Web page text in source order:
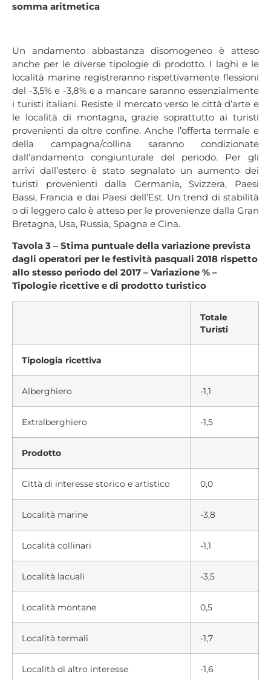
somma aritmetica
Un andamento abbastanza disomogeneo è atteso
anche per le diverse tipologie di prodotto. I laghi e le
località marine registreranno rispettivamente flessioni
del -3,5% e -3,8% e a mancare saranno essenzialmente
i turisti italiani. Resiste il mercato verso le città d’arte e
le località di montagna, grazie soprattutto ai turisti
provenienti da oltre confine. Anche l’offerta termale e
della campagna/collina saranno condizionate
dall’andamento congiunturale del periodo. Per gli
arrivi dall’estero è stato segnalato un aumento dei
turisti provenienti dalla Germania, Svizzera, Paesi
Bassi, Francia e dai Paesi dell’Est. Un trend di stabilità
o di leggero calo è atteso per le provenienze dalla Gran
Bretagna, Usa, Russia, Spagna e Cina.
Tavola 3 – Stima puntuale della variazione prevista
dagli operatori per le festività pasquali 2018 rispetto
allo stesso periodo del 2017 – Variazione % –
Tipologie ricettive e di prodotto turistico
Totale
Turisti
Tipologia ricettiva
Alberghiero -1,1
Extralberghiero -1,5
Prodotto
Città di interesse storico e artistico 0,0
Località marine -3,8
Località collinari -1,1
Località lacuali -3,5
Località montane 0,5
Località termali -1,7
Località di altro interesse -1,6